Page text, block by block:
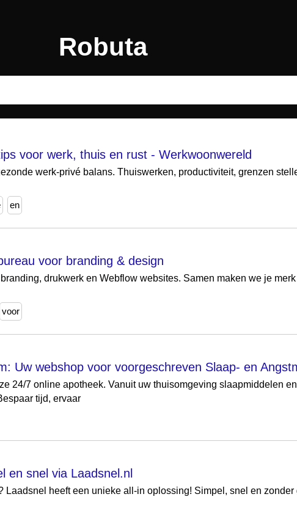
Robuta
voor werk, thuis en rust - Werkwoonwereld
werk-privé balans. Thuiswerken, productiviteit, grenzen
en
voor branding & design
drukwerk en Webflow websites. Samen maken we je
voor
Uw webshop voor voorgeschreven Slaap- en
24/7 online apotheek. Vanuit uw thuisomgeving slaapmiddelen
tijd, ervaar
en snel via Laadsnel.nl
Laadsnel heeft een unieke all-in oplossing! Simpel, snel en